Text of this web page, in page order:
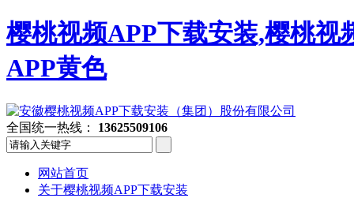
樱桃视频APP下载安装,樱桃
APP黄色
全国统一热线： 13625509106
网站首页
关于樱桃视频APP下载安装